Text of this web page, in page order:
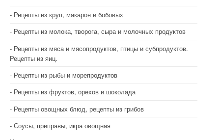
Рецепты из круп, макарон и бобовых
Рецепты из молока, творога, сыра и молочных продуктов
Рецепты из мяса и мясопродуктов, птицы и субпродуктов.
Рецепты из яиц.
Рецепты из рыбы и морепродуктов
Рецепты из фруктов, орехов и шоколада
Рецепты овощных блюд, рецепты из грибов
Соусы, приправы, икра овощная